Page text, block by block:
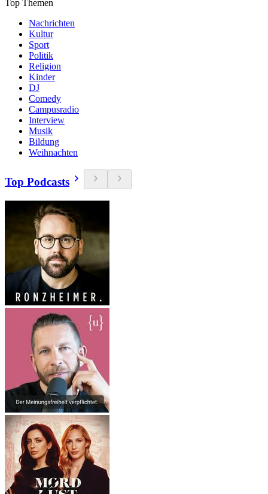
Top Themen
Nachrichten
Kultur
Sport
Politik
Religion
Kinder
DJ
Comedy
Campusradio
Interview
Musik
Bildung
Weihnachten
Top Podcasts